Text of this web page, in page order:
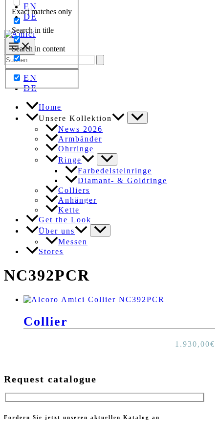
Exact matches only
Search in title
Search in content
EN
DE
Search
for:
EN
DE
Home
Unsere Kollektion
News 2026
Armbänder
Ohrringe
Ringe
Farbedelsteinringe
Diamant- & Goldringe
Colliers
Anhänger
Kette
Get the Look
Über uns
Messen
Stores
NC392PCR
Collier
1.930,00€
Request catalogue
Fordern Sie jetzt unseren aktuellen Katalog an